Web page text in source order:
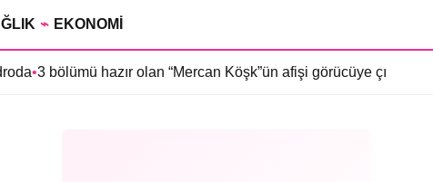
⌁ EKONOMİ
hazır olan “Mercan Köşk”ün afişi görücüye çıktı •İmroz’da